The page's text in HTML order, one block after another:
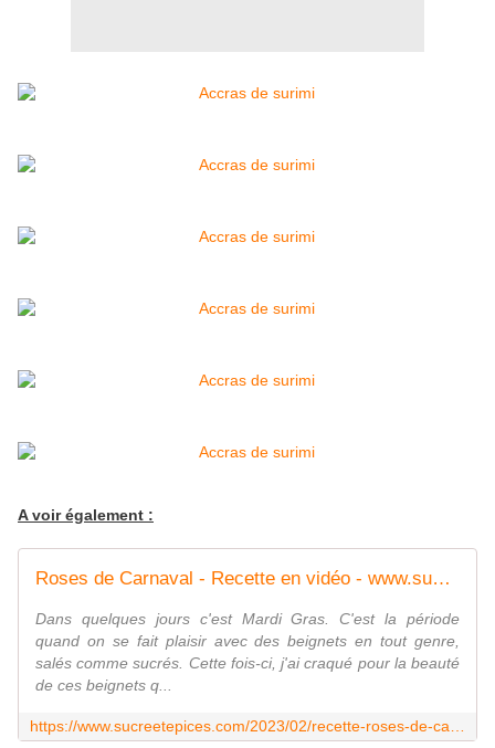
A voir également :
Roses de Carnaval - Recette en vidéo - www.sucreetepices.com
Dans quelques jours c'est Mardi Gras. C'est la période
quand on se fait plaisir avec des beignets en tout genre,
salés comme sucrés. Cette fois-ci, j'ai craqué pour la beauté
de ces beignets q...